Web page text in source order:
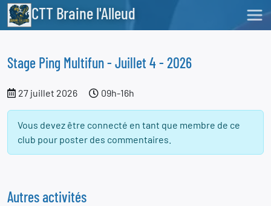
CTT Braine l'Alleud
Stage Ping Multifun - Juillet 4 - 2026
27 juillet 2026 09h-16h
Vous devez être connecté en tant que membre de ce
club pour poster des commentaires.
Autres activités